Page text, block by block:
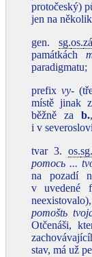
protočeský)
jen na
gen. sg.os.
památkách
paradigmatu;
prefixvy‑
místě jinak
běžně zab.
i v
tvar 3. os.sg.
pomocь ...
na pozadí
v uvedené
pomoštь
Otčenáši,
stav, má už